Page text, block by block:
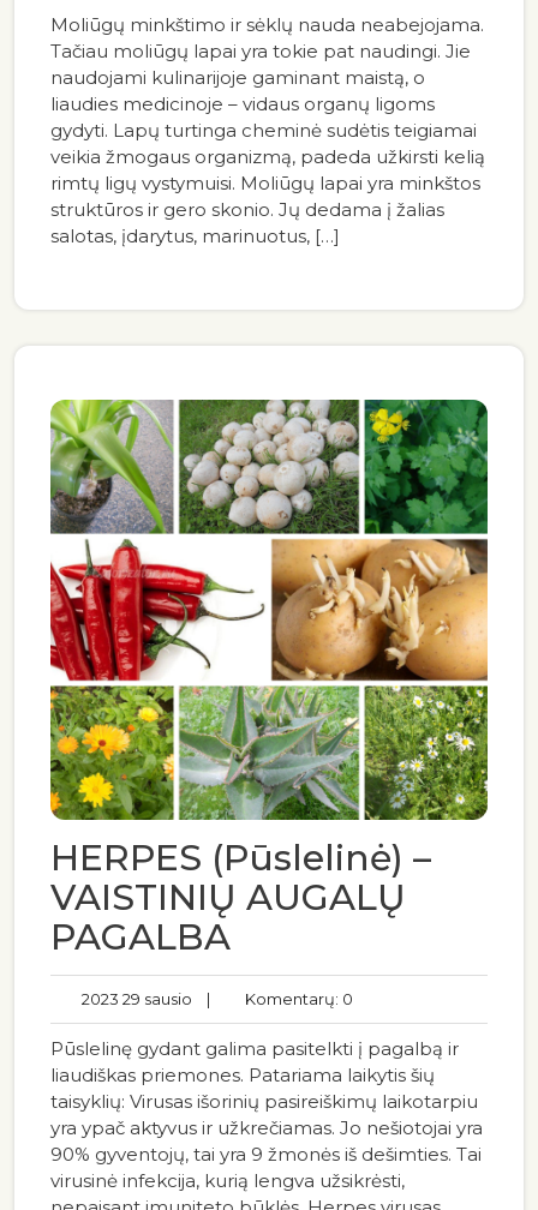
Moliūgų minkštimo ir sėklų nauda neabejojama.
Tačiau moliūgų lapai yra tokie pat naudingi. Jie
naudojami kulinarijoje gaminant maistą, o
liaudies medicinoje – vidaus organų ligoms
gydyti. Lapų turtinga cheminė sudėtis teigiamai
veikia žmogaus organizmą, padeda užkirsti kelią
rimtų ligų vystymuisi. Moliūgų lapai yra minkštos
struktūros ir gero skonio. Jų dedama į žalias
salotas, įdarytus, marinuotus, […]
HERPES (Pūslelinė) –
VAISTINIŲ AUGALŲ
PAGALBA
2023 29 sausio | Komentarų: 0
Pūslelinę gydant galima pasitelkti į pagalbą ir
liaudiškas priemones. Patariama laikytis šių
taisyklių: Virusas išorinių pasireiškimų laikotarpiu
yra ypač aktyvus ir užkrečiamas. Jo nešiotojai yra
90% gyventojų, tai yra 9 žmonės iš dešimties. Tai
virusinė infekcija, kurią lengva užsikrėsti,